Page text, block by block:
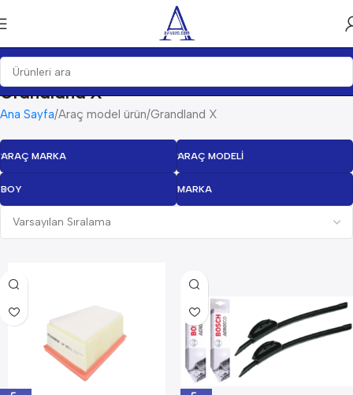
Grandland X
Ana Sayfa Araç model ürün Grandland X
ARAÇ MARKA ARAÇ MODELI
BOY MARKA